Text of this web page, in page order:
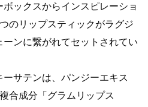
ックスからインスピレーショ
のリップスティックがラグジ
ーンに繋がれてセットされてい
サテンは、パンジーエキス
合成分「グラムリップス